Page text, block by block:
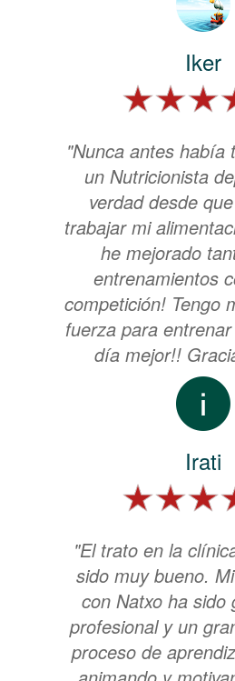
Iker
"Nunca antes había
un Nutricionista
verdad desde
trabajar mi
he mejorado
entrenamientos
competición! Tengo
fuerza para
día mejor!!
Irati
"El trato en la
sido muy bueno.
con Natxo ha sido
profesional y un
proceso de